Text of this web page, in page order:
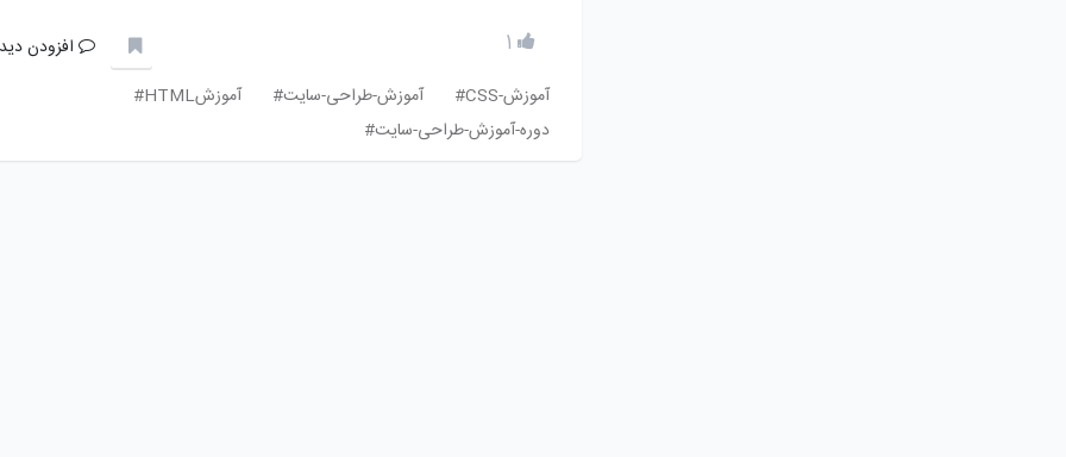
1
افزودن
آموزش-CSS#
آموزش-طراحی-سایت#
آموزشHTML#
دوره-آموزش-طراحی-سایت#